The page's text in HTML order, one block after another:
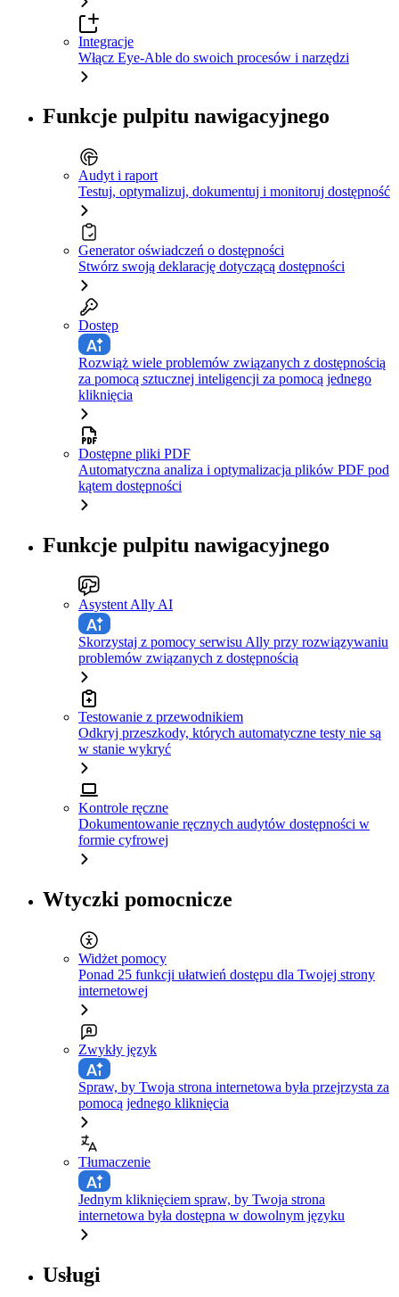
Integracje
Włącz Eye-Able do swoich procesów i narzędzi
Funkcje pulpitu nawigacyjnego
Audyt i raport
Testuj, optymalizuj, dokumentuj i monitoruj dostępność
Generator oświadczeń o dostępności
Stwórz swoją deklarację dotyczącą dostępności
Dostęp
Rozwiąż wiele problemów związanych z dostępnością
za pomocą sztucznej inteligencji za pomocą jednego
kliknięcia
Dostępne pliki PDF
Automatyczna analiza i optymalizacja plików PDF pod
kątem dostępności
Funkcje pulpitu nawigacyjnego
Asystent Ally AI
Skorzystaj z pomocy serwisu Ally przy rozwiązywaniu
problemów związanych z dostępnością
Testowanie z przewodnikiem
Odkryj przeszkody, których automatyczne testy nie są
w stanie wykryć
Kontrole ręczne
Dokumentowanie ręcznych audytów dostępności w
formie cyfrowej
Wtyczki pomocnicze
Widżet pomocy
Ponad 25 funkcji ułatwień dostępu dla Twojej strony
internetowej
Zwykły język
Spraw, by Twoja strona internetowa była przejrzysta za
pomocą jednego kliknięcia
Tłumaczenie
Jednym kliknięciem spraw, by Twoja strona
internetowa była dostępna w dowolnym języku
Usługi